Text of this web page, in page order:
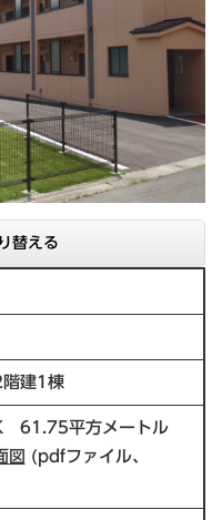
替える
建1棟
61.75平方メートル
図 (pdfファイル、